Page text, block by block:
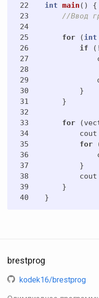
22
23
24
25
26
27
28
29
30
31
32
33
34
35
36
37
38
39
int main ()
{
//Ввод
for (int
if
(
}
}
for (
cout
for
}
cout
}
}
brestprog
kodek16/brestprog